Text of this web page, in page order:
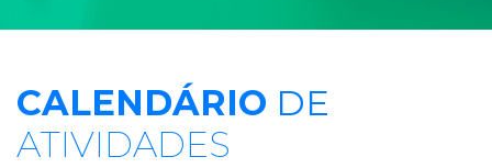
CALENDÁRIO DE
ATIVIDADES